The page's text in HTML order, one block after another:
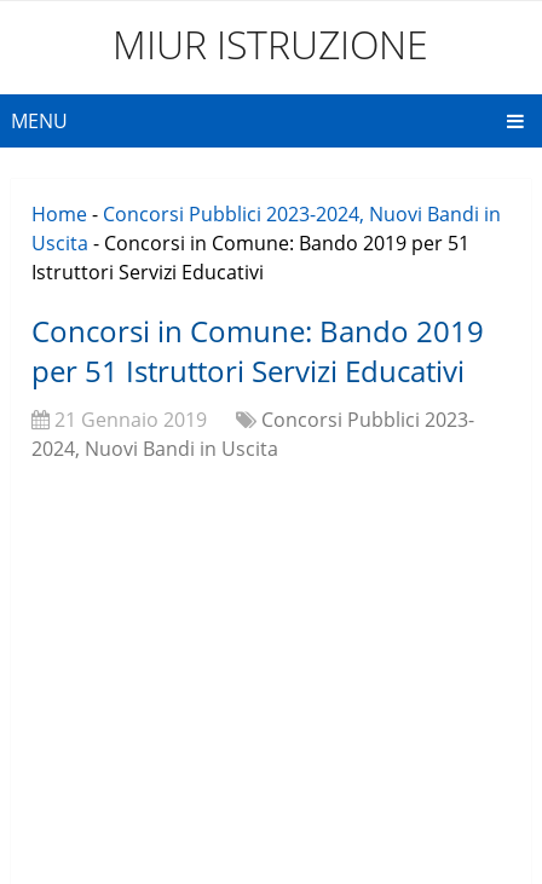
MIUR ISTRUZIONE
MENU
Home- Concorsi Pubblici 2023-2024, Nuovi Bandi in
Uscita - Concorsi in Comune: Bando 2019 per 51
Istruttori Servizi Educativi
Concorsi in Comune: Bando 2019
per 51 Istruttori Servizi Educativi
21 Gennaio 2019
Concorsi Pubblici 2023-
2024, Nuovi Bandi in Uscita